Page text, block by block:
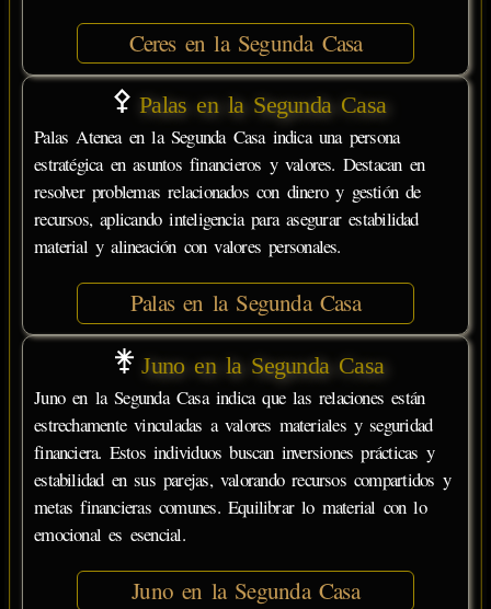
Ceres en la Segunda Casa
Palas en la Segunda Casa
Palas Atenea en la Segunda Casa indica una persona
estratégica en asuntos financieros y valores. Destacan en
resolver problemas relacionados con dinero y gestión de
recursos, aplicando inteligencia para asegurar estabilidad
material y alineación con valores personales.
Palas en la Segunda Casa
Juno en la Segunda Casa
Juno en la Segunda Casa indica que las relaciones están
estrechamente vinculadas a valores materiales y seguridad
financiera. Estos individuos buscan inversiones prácticas y
estabilidad en sus parejas, valorando recursos compartidos y
metas financieras comunes. Equilibrar lo material con lo
emocional es esencial.
Juno en la Segunda Casa